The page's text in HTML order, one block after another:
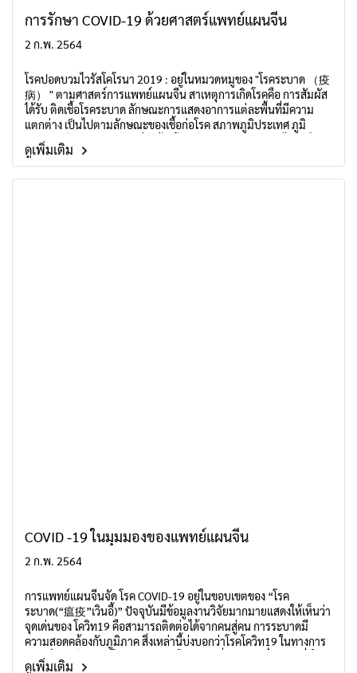
การรักษา COVID-19 ด้วยศาสตร์แพทย์แผนจีน
2 ก.พ. 2564
โรคปอดบวมไวรัสโคโรนา 2019 : อยู่ในหมวดหมูของ "โรคระบาด （疫
病） " ตามศาสตร์การแพทย์แผนจีน สาเหตุการเกิดโรคคือ การสัมผัส
ได้รับ ติดเชื้อโรคระบาด ลักษณะการแสดงอาการแต่ละพื้นที่มีความ
แตกต่าง เป็นไปตามลักษณะของเชื้อก่อโรค สภาพภูมิประเทศ ภูมิ
อากาศ วิถีการดำเนินชีวิต ถึงแม้จะโรคเดียวกัน แต่การรักษาไม่เหมือน
กัน
ดูเพิ่มเติม
COVID -19 ในมุมมองของแพทย์แผนจีน
2 ก.พ. 2564
การแพทย์แผนจีนจัด โรค COVID-19 อยู่ในขอบเขตของ “โรค
ระบาด(“瘟疫”เวินอี้)” ปัจจุบันมีข้อมูลงานวิจัยมากมายแสดงให้เห็นว่า
จุดเด่นของ โควิท19 คือสามารถติดต่อได้จากคนสู่คน การระบาดมี
ความสอดคล้องกับภูมิภาค สิ่งเหล่านี้บ่งบอกว่าโรคโควิท19 ในทางการ
แพทย์แผนจีนจัดอยู่ในขอบเขตของโรค “เวินอี่ (瘟疫)” ซึ่งเป็นหนึ่งใน
ดูเพิ่มเติม